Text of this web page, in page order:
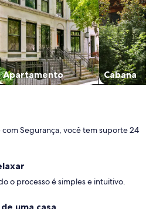
Apartamento Cabana
com Segurança, você tem suporte 24
o processo é simples e intuitivo.